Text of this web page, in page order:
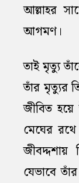
আল্লাহর
আগমণ।
তাই মৃত্যু
তাঁর মৃত্যুর
জীবিত
মেঘের
জীবদ্দশায়
যেভাবে